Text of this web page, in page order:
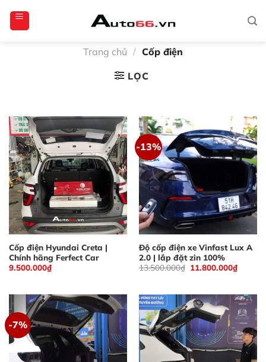
qua
Trang chủ / Cốp điện
LỌC
Cốp điện Hyundai Creta |
Chính hãng Ferfect Car
9.500.000₫
-13%
Độ cốp điện xe Vinfast Lux A
2.0 | lắp đặt zin 100%
13.500.000₫ Giá
11.800.000₫Giá
hiện
-7%